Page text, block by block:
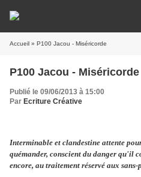
Accueil » P100 Jacou - Miséricorde
P100 Jacou - Miséricorde
Publié le 09/06/2013 à 15:00
Par Ecriture Créative
Interminable et clandestine attente
quémander, conscient du danger qu'il
encore, au traitement réservé aux sans-